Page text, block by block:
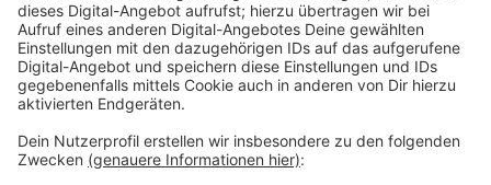
RheinBergPassage geleitet werden. Eine
zweimonatige Versuchsphase könnte hier bereits nach
den Sommerferien starten.
Um das Gleisdreieck „Am Kuhlerbuch“ zu entlasten
sollte außerdem eine neue Straße gebaut werden – so